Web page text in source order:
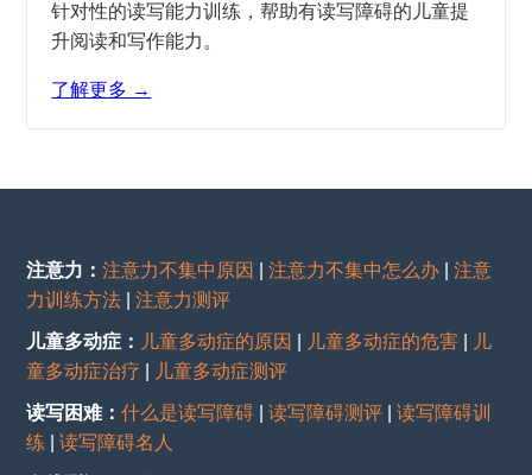
针对性的读写能力训练，帮助有读写障碍的儿童提
升阅读和写作能力。
了解更多 →
注意力：注意力不集中原因 |注意力不集中怎么办 |注意
力训练方法 |注意力测评
儿童多动症： 儿童多动症的原因 儿童多动症的危害
儿
童多动症治疗
儿童多动症测评
读写困难：什么是读写障碍 |读写障碍测评 |读写障碍训
练 |读写障碍名人